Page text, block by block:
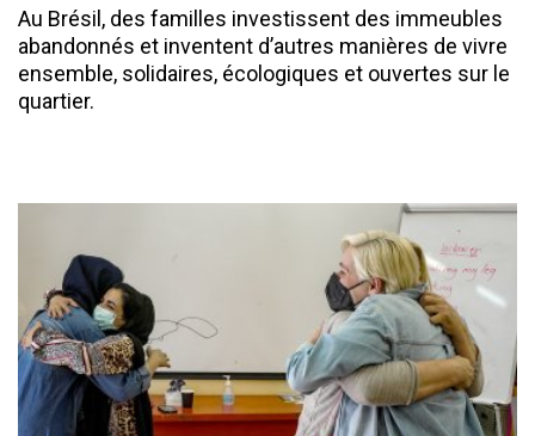
Au Brésil, des familles investissent des immeubles
abandonnés et inventent d’autres manières de vivre
ensemble, solidaires, écologiques et ouvertes sur le
quartier.